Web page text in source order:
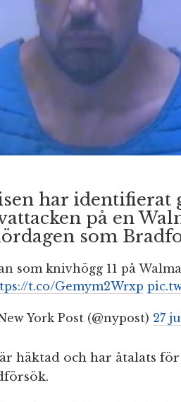
har identifierat
på en
som
som knivhögg 11 på
t.co/Gemym2Wrxp
York Post (@nypost) 27
häktad och har åtalats